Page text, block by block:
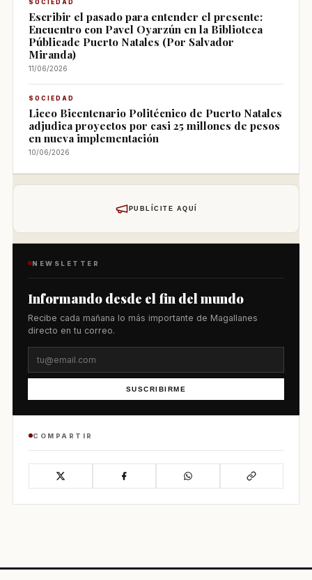
SOCIEDAD
Escribir el pasado para entender el presente:
Encuentro con Pavel Oyarzún en la Biblioteca
Públicade Puerto Natales (Por Salvador
Miranda)
11/06/2026
SOCIEDAD
Liceo Bicentenario Politécnico de Puerto Natales
adjudica proyectos por casi 25 millones de pesos
en nueva implementación
10/06/2026
PUBLÍCITE AQUÍ
NEWSLETTER
Informando desde el fin del mundo
Recibe cada mañana lo más importante de Magallanes
directo en tu correo.
SUSCRIBIRME
COMPARTIR